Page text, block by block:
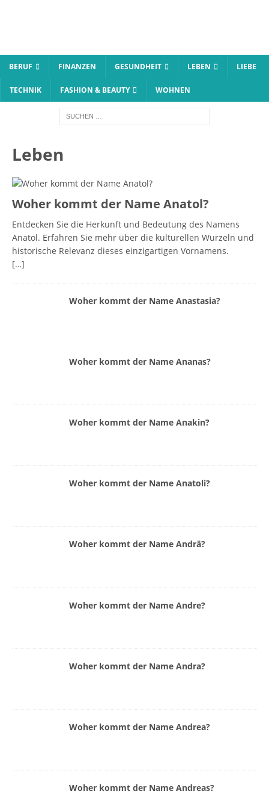
BERUF FINANZEN GESUNDHEIT LEBEN LIEBE
TECHNIK FASHION & BEAUTY WOHNEN
Leben
Woher kommt der Name Anatol?
Entdecken Sie die Herkunft und Bedeutung des Namens
Anatol. Erfahren Sie mehr über die kulturellen Wurzeln und
historische Relevanz dieses einzigartigen Vornamens.
[…]
Woher kommt der Name Anastasia?
Woher kommt der Name Ananas?
Woher kommt der Name Anakin?
Woher kommt der Name Anatoli?
Woher kommt der Name Andrä?
Woher kommt der Name Andre?
Woher kommt der Name Andra?
Woher kommt der Name Andrea?
Woher kommt der Name Andreas?